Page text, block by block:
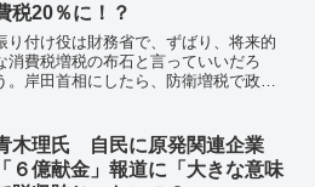
税20％に！？
り付け役は財務省で、ずばり、将来的
消費税増税の布石と言っていいだろ
。岸田首相にしたら、防衛増税で政権
気を変えたかったんだろうが、結局、
た増税の話になってしまう。
木理氏 自民に原発関連企業
「６億献金」報道に「大きな意味